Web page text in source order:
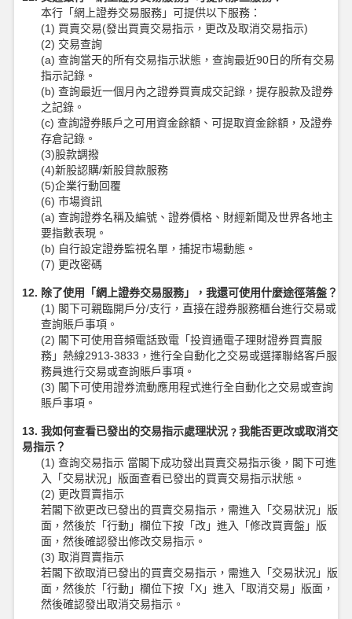
本行「網上證券交易服務」可提供以下服務：
(1) 買賣交易(發出買賣交易指示，更改及取消交易指示)
(2) 交易查詢
(a) 查詢當天的所有交易指示狀態，查詢最近90日的所有交易
指示記錄。
(b) 查詢最近一個月內之證券買賣成交記錄，提存股款及證券
之記錄。
(c) 查詢證券賬戶之可用資金餘額、可提取資金餘額，及證券
存倉記錄。
(3)股款調撥
(4)新股認購/新股貸款服務
(5)企業行動回覆
(6) 市場資訊
(a) 查詢證券名稱及編號、證券價格、財經新聞及世界各地主
要指數表現。
(b) 自行設定證券監視名單，捕捉市場動態。
(7) 更改密碼
12. 除了使用「網上證券交易服務」，我還可使用什麼途徑落盤？
(1) 閣下可親臨開戶分/支行，直接在證券服務櫃台進行交易或
查詢賬戶事項。
(2) 閣下可使用音頻電話致電「投資通電子理財證券買賣服
務」熱線2913-3833，進行全自動化之交易或選擇聯絡客戶服
務員進行交易或查詢賬戶事項。
(3) 閣下可使用證券流動應用程式進行全自動化之交易或查詢
賬戶事項。
13. 我如何查看已發出的交易指示處理狀況﹖我能否更改或取消交
易指示？
(1) 查詢交易指示 當閣下成功發出買賣交易指示後，閣下可進
入「交易狀況」版面查看已發出的買賣交易指示狀態。
(2) 更改買賣指示
若閣下欲更改已發出的買賣交易指示，需進入「交易狀況」版
面，然後於「行動」欄位下按「改」進入「修改買賣盤」版
面，然後確認發出修改交易指示。
(3) 取消買賣指示
若閣下欲取消已發出的買賣交易指示，需進入「交易狀況」版
面，然後於「行動」欄位下按「X」進入「取消交易」版面，
然後確認發出取消交易指示。